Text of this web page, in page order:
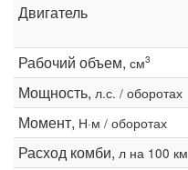
Двигатель
Рабочий объем, см3
Мощность, л.с. / оборотах
Момент, Н·м / оборотах
Расход комби, л на 100 км